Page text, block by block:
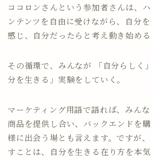
ココロンさんという参加者さんは、
ンテンツを自由に受けながら、自分
感じ、自分だったらと考え動き始める
その循環で、みんなが 「自分らしく
分を生きる」実験をしていく。
マーケティング用語で語れば、みん
商品を提供し合い、バックエンドを
様に出会う場とも言えます。ですが
すことは、自分を生きる在り方を本